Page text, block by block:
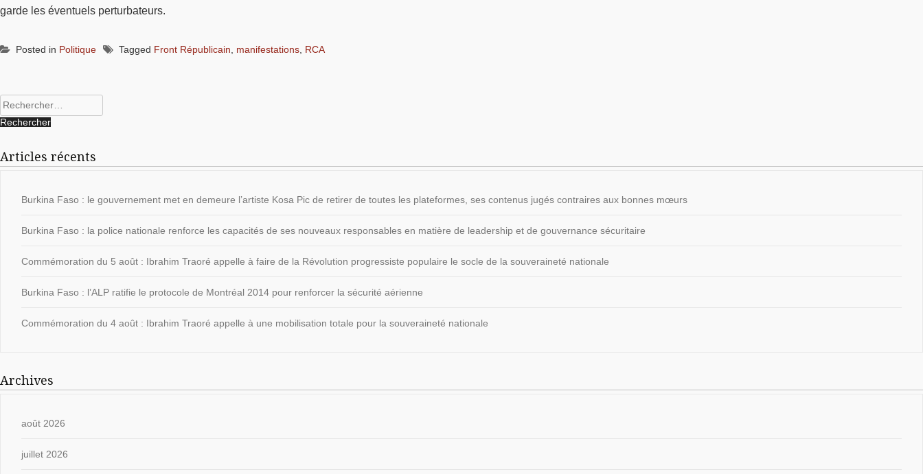
garde les éventuels perturbateurs.
Posted in Politique Tagged Front Républicain, manifestations, RCA
Rechercher :
Articles récents
Burkina Faso : le gouvernement met en demeure l’artiste Kosa Pic de retirer de toutes les plateformes, ses contenus jugés contraires aux bonnes mœurs
Burkina Faso : la police nationale renforce les capacités de ses nouveaux responsables en matière de leadership et de gouvernance sécuritaire
Commémoration du 5 août : Ibrahim Traoré appelle à faire de la Révolution progressiste populaire le socle de la souveraineté nationale
Burkina Faso : l’ALP ratifie le protocole de Montréal 2014 pour renforcer la sécurité aérienne
Commémoration du 4 août : Ibrahim Traoré appelle à une mobilisation totale pour la souveraineté nationale
Archives
août 2026
juillet 2026